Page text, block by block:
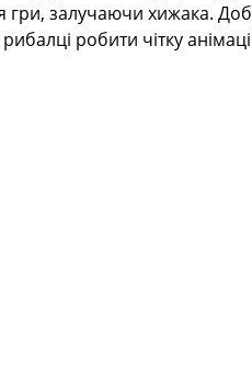
залучаючи хижака.
робити чітку